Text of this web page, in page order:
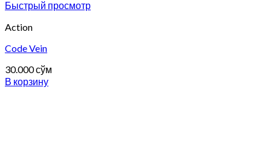
Быстрый просмотр
Action
Code Vein
30.000сўм
В корзину